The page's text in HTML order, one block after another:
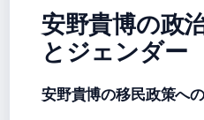
安野貴博の政
とジェンダー
安野貴博の移民政策へ